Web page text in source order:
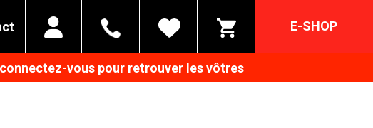
E-SHOP
vous pour retrouver les vôtres